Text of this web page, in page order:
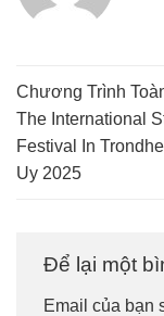
Chương Trình
The International
Festival In
Uy 2025
Để lại một
Email của bạn